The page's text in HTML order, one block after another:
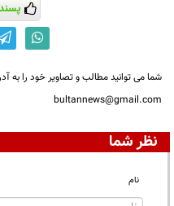
شما می توانید مطالب و تصاویر خود را به
bultannews@gmail.com
نظر شما
نام